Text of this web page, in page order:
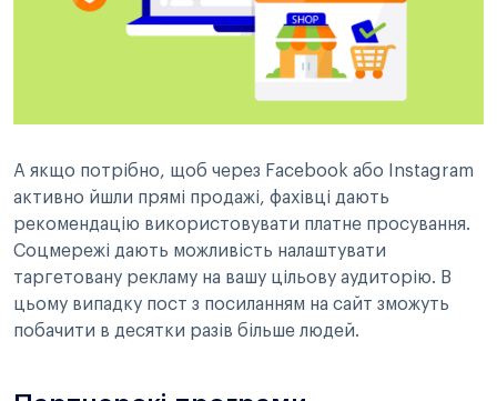
А якщо потрібно, щоб через Facebook або Instagram
активно йшли прямі продажі, фахівці дають
рекомендацію використовувати платне просування.
Соцмережі дають можливість налаштувати
таргетовану рекламу на вашу цільову аудиторію. В
цьому випадку пост з посиланням на сайт зможуть
побачити в десятки разів більше людей.